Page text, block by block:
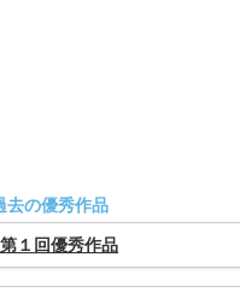
去の優秀作品
第１回優秀作品